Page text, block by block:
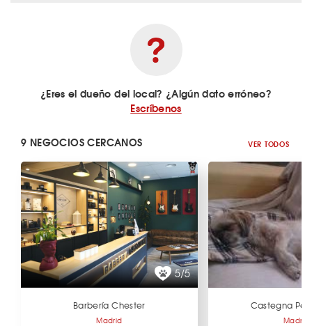
¿Eres el dueño del local? ¿Algún dato erróneo?
Escríbenos
9 NEGOCIOS CERCANOS VER TODOS
5/5
Barbería Chester
Madrid
Castegna
Madrid